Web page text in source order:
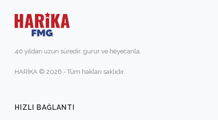
40 yıldan uzun süredir, gurur ve heyecanla.
HARİKA © 2026 - Tüm hakları saklıdır.
HIZLI BAĞLANTI